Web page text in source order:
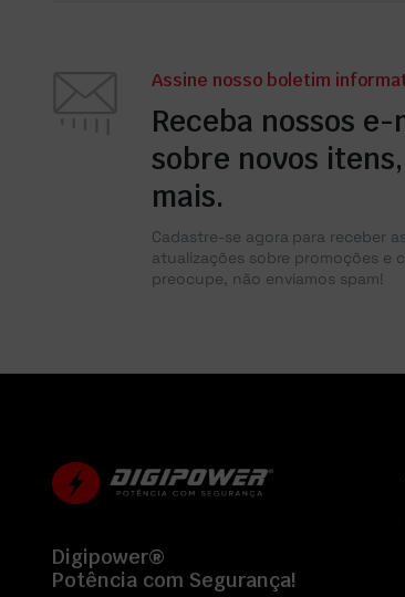
Assine nosso boletim
Receba nossos
sobre novos
mais.
Cadastre-se agora para receber
atualizações sobre promoções e
preocupe, não enviamos spam!
Digipower®
Potência com Segurança!